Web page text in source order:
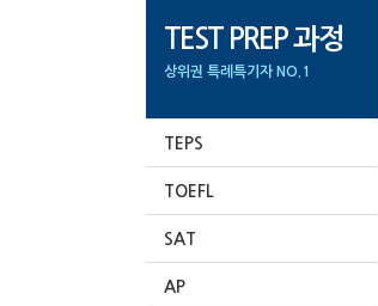
TEST PREP 과정
상위권 특례특기자 NO.1
TEPS
TOEFL
SAT
AP